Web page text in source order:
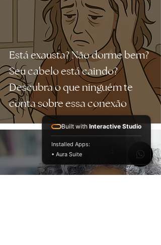
Está exausta? Não dorme bem?
Seu cabelo está caindo?
Descubra o que ninguém te
conta sobre essa conexão
Built with Interactive Studio
Installed Apps:
• Aura Suite